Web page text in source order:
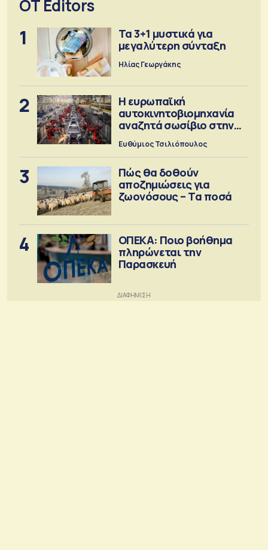
OT Editors
1
Τα 3+1 μυστικά για
μεγαλύτερη σύνταξη
Ηλίας Γεωργάκης
2
Η ευρωπαϊκή
αυτοκινητοβιομηχανία
αναζητά σωσίβιο στην
Κίνα
Ευθύμιος Τσιλιόπουλος
3
Πώς θα δοθούν
αποζημιώσεις για
ζωονόσους – Τα ποσά
4
ΟΠΕΚΑ: Ποιο βοήθημα
πληρώνεται την
Παρασκευή